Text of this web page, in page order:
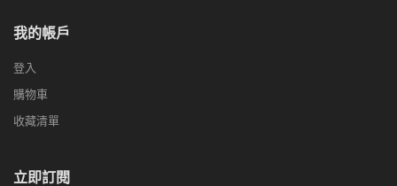
我的帳戶
登入
購物車
收藏清單
立即訂閱